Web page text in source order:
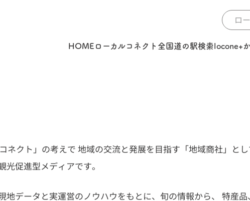
HOME ローカルコネクト 全国道の駅検索locone+
ネクト」の考えで 地域の交流と発展を目指す「地域商社」と
促進型メディアです。
データと実運営のノウハウをもとに、旬の情報から、 特産